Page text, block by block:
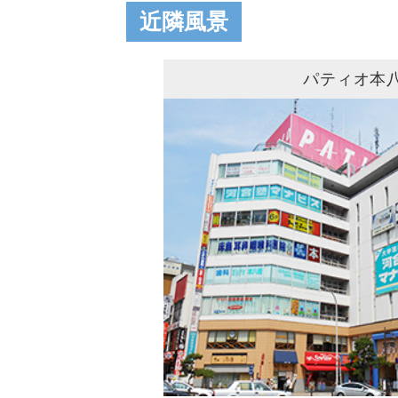
近隣風景
パティオ本